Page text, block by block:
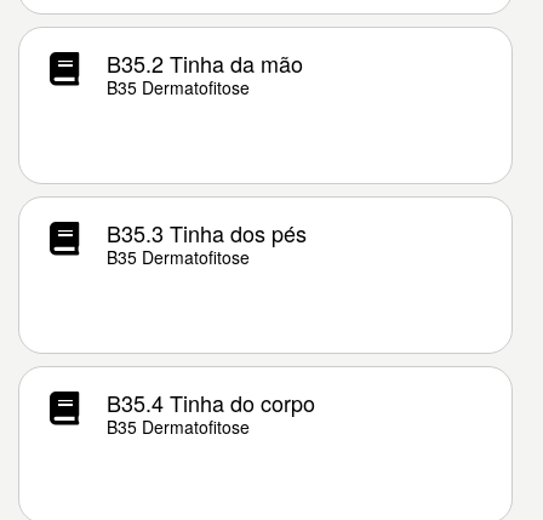
B35.2 Tinha da mão
B35 Dermatofitose
B35.3 Tinha dos pés
B35 Dermatofitose
B35.4 Tinha do corpo
B35 Dermatofitose